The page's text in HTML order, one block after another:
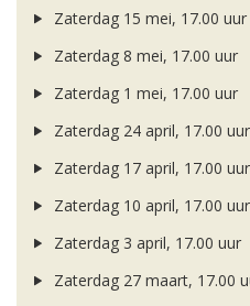
Zaterdag 15 mei, 17.00 uur
Zaterdag 8 mei, 17.00 uur
Zaterdag 1 mei, 17.00 uur
Zaterdag 24 april, 17.00 uur
Zaterdag 17 april, 17.00 uur
Zaterdag 10 april, 17.00 uur
Zaterdag 3 april, 17.00 uur
Zaterdag 27 maart, 17.00